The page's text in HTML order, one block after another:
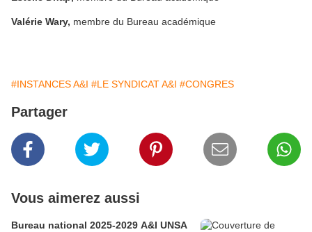
Valérie Wary, membre du Bureau académique
#INSTANCES A&I #LE SYNDICAT A&I #CONGRES
Partager
Vous aimerez aussi
Bureau national 2025-2029 A&I UNSA